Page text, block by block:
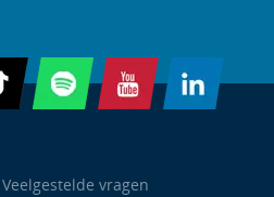
Veelgestelde vragen